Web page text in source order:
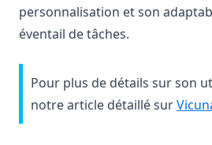
personnalisation et son
éventail de tâches.
Pour plus de détails sur son
notre article détaillé sur